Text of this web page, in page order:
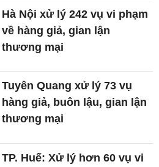
Hà Nội xử lý 242 vụ vi phạm
về hàng giả, gian lận
thương mại
Tuyên Quang xử lý 73 vụ
hàng giả, buôn lậu, gian lận
thương mại
TP. Huế: Xử lý hơn 60 vụ vi